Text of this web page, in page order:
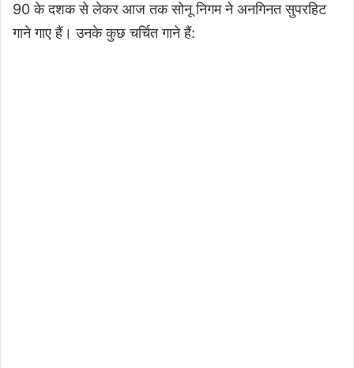
90 के दशक से लेकर आज तक सोनू निगम ने अनगिनत सुपरहिट
गाने गाए हैं। उनके कुछ चर्चित गाने हैं: